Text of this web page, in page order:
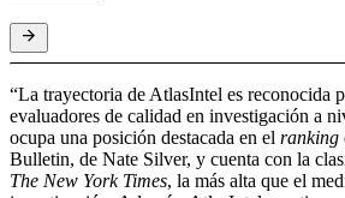
“La trayectoria de AtlasIntel es reconocida
evaluadores de calidad en investigación a
ocupa una posición destacada en el ranking
Bulletin, de Nate Silver, y cuenta con la
The New York Times, la más alta que el